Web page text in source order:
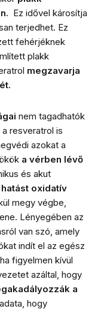
Ez idővel károsítja
terjedhet. Ez
fehérjéknek
plakk
megzavarja
nem tagadhatók
resveratrol is
azokat a
a vérben lévő
és akut
oxidatív
megy végbe,
Lényegében az
van szó, amely
indít el az egész
figyelmen kívül
azáltal, hogy
a
hogy